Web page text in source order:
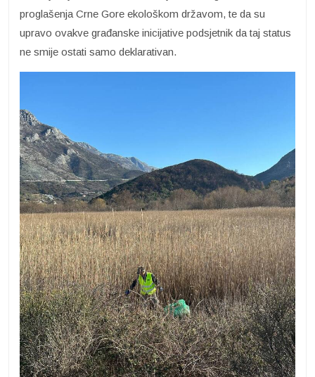
proglašenja Crne Gore ekološkom državom, te da su
upravo ovakve građanske inicijative podsjetnik da taj status
ne smije ostati samo deklarativan.